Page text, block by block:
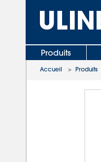
Produits
Accueil > Produits